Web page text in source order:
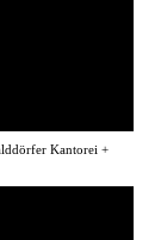
Kantorei +